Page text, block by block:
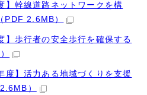
】幹線道路ネットワークを構
PDF 2.6MB）
】歩行者の安全歩行を確保する
度】活力ある地域づくりを支援
）